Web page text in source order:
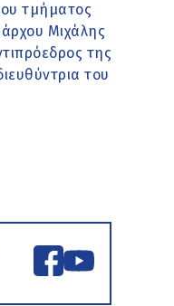
τμήματος
Μιχάλης
της
του